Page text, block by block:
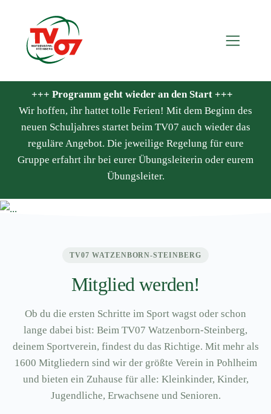
+++ Programm geht wieder an den Start +++
Wir hoffen, ihr hattet tolle Ferien! Mit dem Beginn des
neuen Schuljahres startet beim TV07 auch wieder das
reguläre Angebot. Die jeweilige Regelung für eure
Gruppe erfahrt ihr bei eurer Übungsleiterin oder eurem
Übungsleiter.
TV07 WATZENBORN-STEINBERG
Mitglied werden!
Ob du die ersten Schritte im Sport wagst oder schon
lange dabei bist: Beim TV07 Watzenborn-Steinberg,
deinem Sportverein, findest du das Richtige. Mit mehr als
1600 Mitgliedern sind wir der größte Verein in Pohlheim
und bieten ein Zuhause für alle: Kleinkinder, Kinder,
Jugendliche, Erwachsene und Senioren.